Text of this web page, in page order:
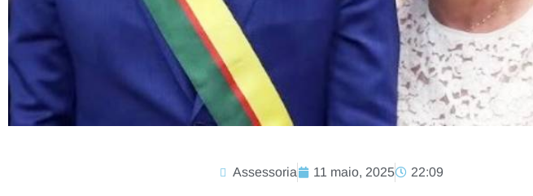
Assessoria 11 maio, 2025 22:09